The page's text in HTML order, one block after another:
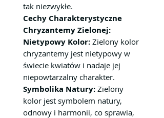
tak niezwykłe.
Cechy Charakterystyczne
Chryzantemy Zielonej:
Nietypowy Kolor: Zielony kolor
chryzantemy jest nietypowy w
świecie kwiatów i nadaje jej
niepowtarzalny charakter.
Symbolika Natury: Zielony
kolor jest symbolem natury,
odnowy i harmonii, co sprawia,